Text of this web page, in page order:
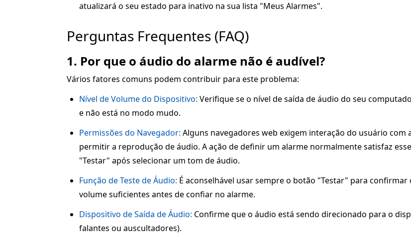
atualizará o seu estado para inativo na sua lista "Meus Alarmes".
Perguntas Frequentes (FAQ)
1. Por que o áudio do alarme não é audível?
Vários fatores comuns podem contribuir para este problema:
Nível de Volume do Dispositivo: Verifique se o nível de saída de áudio do seu
e não está no modo mudo.
Permissões do Navegador: Alguns navegadores web exigem interação do usuário
permitir a reprodução de áudio. A ação de definir um alarme normalmente satisfaz
"Testar" após selecionar um tom de áudio.
Função de Teste de Áudio: É aconselhável usar sempre o botão "Testar" para
volume suficientes antes de confiar no alarme.
Dispositivo de Saída de Áudio: Confirme que o áudio está sendo direcionado para o
falantes ou auscultadores).